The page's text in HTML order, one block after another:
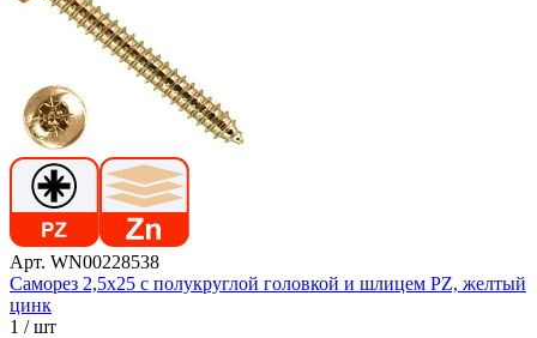
Арт. WN00228538
Саморез 2,5х25 с полукруглой головкой и шлицем PZ, желтый
цинк
1 / шт